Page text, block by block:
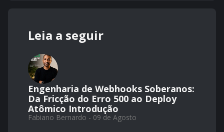
Leia a seguir
Engenharia de Webhooks Soberanos:
Da Fricção do Erro 500 ao Deploy
Atômico Introdução
Fabiano Bernardo - 09 de Agosto